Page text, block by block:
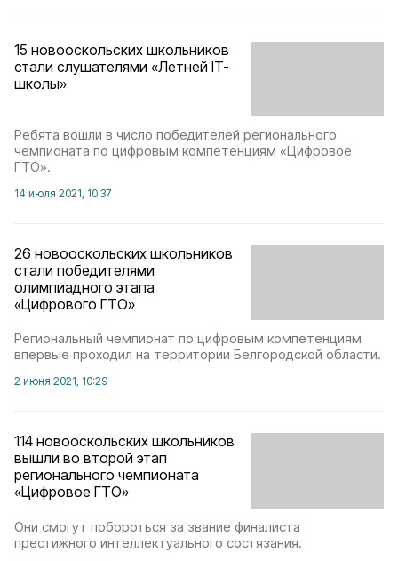
15 новооскольских школьников
стали слушателями «Летней IT-
школы»
Ребята вошли в число победителей регионального
чемпионата по цифровым компетенциям «Цифровое
ГТО».
14 июля 2021, 10:37
26 новооскольских школьников
стали победителями
олимпиадного этапа
«Цифрового ГТО»
Региональный чемпионат по цифровым компетенциям
впервые проходил на территории Белгородской области.
2 июня 2021, 10:29
114 новооскольских школьников
вышли во второй этап
регионального чемпионата
«Цифровое ГТО»
Они смогут побороться за звание финалиста
престижного интеллектуального состязания.